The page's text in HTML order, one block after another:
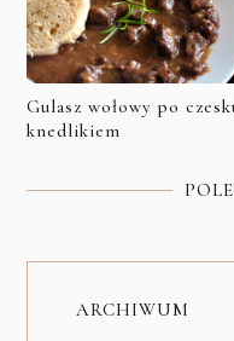
Gulasz wołowy po
knedlikiem
ARCHIWUM